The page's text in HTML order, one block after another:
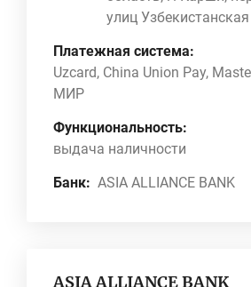
улиц
Платежная система:
Uzcard, China Union Pay,
МИР
Функциональность:
выдача наличности
Банк: ASIA ALLIANCE BANK
ASIA ALLIANCE BANK